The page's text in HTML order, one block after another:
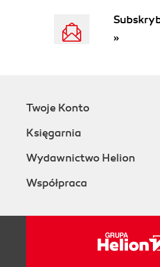
Wprowadzenie (55)
Szybka konfiguracja
Szczegółowa
Jak przekonwertować pliki
Video (77)
Wprowadzenie (77)
Instalacja programu Gordian
»
Twoje Konto
Księgarnia
Wydawnictwo Helion
Współpraca